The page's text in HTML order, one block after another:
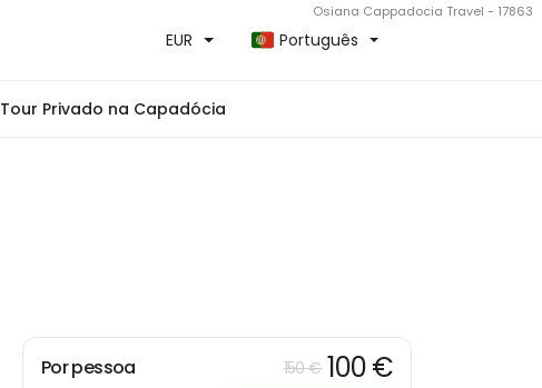
Osiana Cappadocia Travel - 17863
EUR Português
Tour Privado na Capadócia
Por pessoa 150 € 100 €